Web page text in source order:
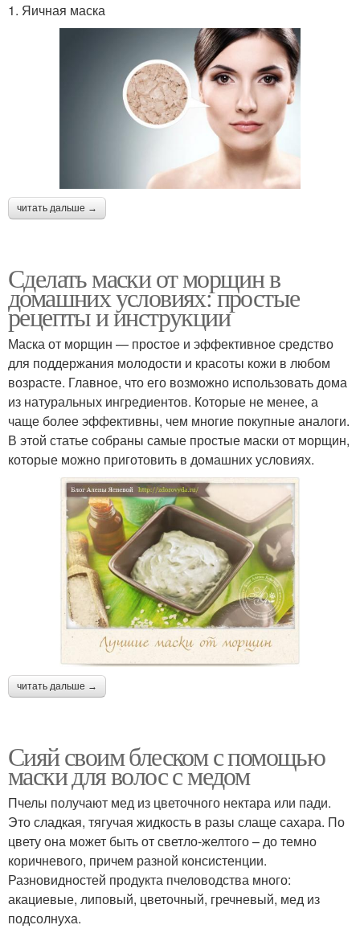
1. Яичная маска
читать дальше →
Сделать маски от морщин в
домашних условиях: простые
рецепты и инструкции
Маска от морщин — простое и эффективное средство
для поддержания молодости и красоты кожи в любом
возрасте. Главное, что его возможно использовать дома
из натуральных ингредиентов. Которые не менее, а
чаще более эффективны, чем многие покупные аналоги.
В этой статье собраны самые простые маски от морщин,
которые можно приготовить в домашних условиях.
читать дальше →
Сияй своим блеском с помощью
маски для волос с медом
Пчелы получают мед из цветочного нектара или пади.
Это сладкая, тягучая жидкость в разы слаще сахара. По
цвету она может быть от светло-желтого – до темно
коричневого, причем разной консистенции.
Разновидностей продукта пчеловодства много:
акациевые, липовый, цветочный, гречневый, мед из
подсолнуха.